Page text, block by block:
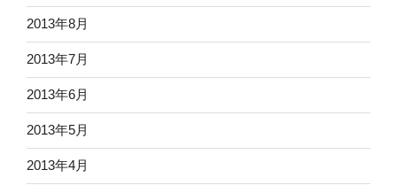
2013年8月
2013年7月
2013年6月
2013年5月
2013年4月